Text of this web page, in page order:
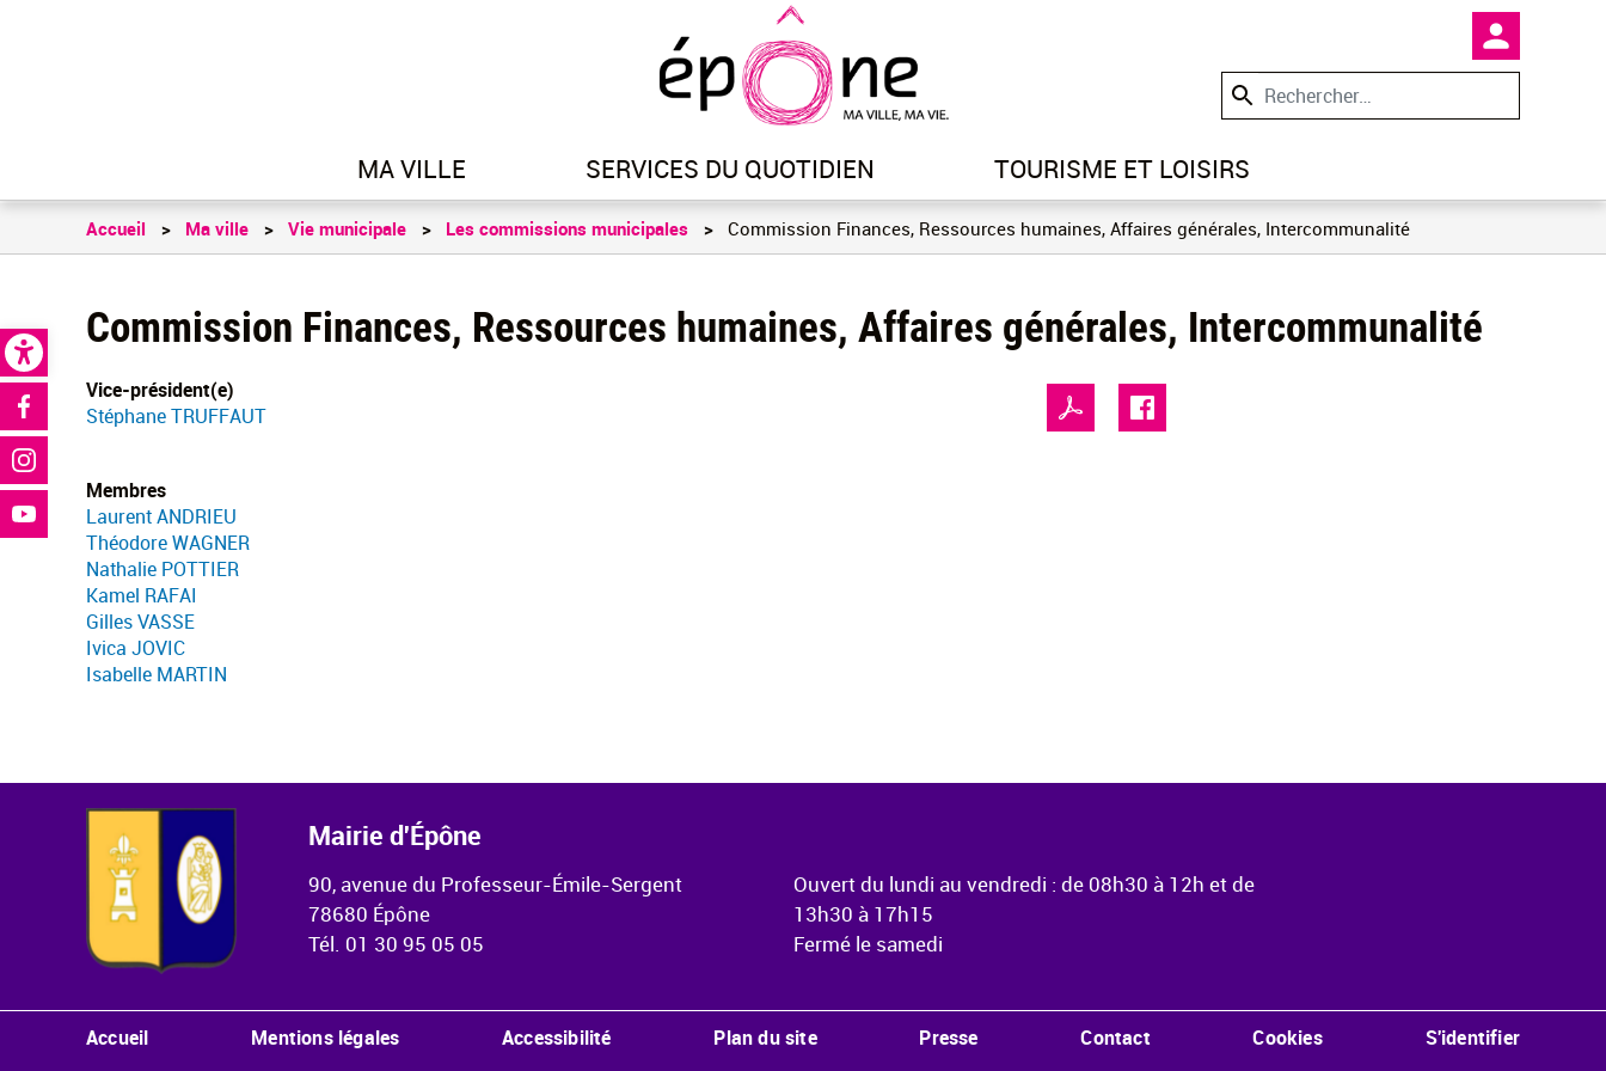
Open toolbar
Aller
au
contenu
principal
En-tête
MA VILLE SERVICES DU QUOTIDIEN TOURISME ET LOISIRS
Réseaux sociaux
Accueil Ma ville Vie municipale Les commissions municipales Commission Finances, Ressources humaines, Affaires générales, Intercommunalité
Commission Finances, Ressources humaines, Affaires générales, Intercommunalité
Vice-président(e)
Stéphane TRUFFAUT
Membres
Laurent ANDRIEU
Théodore WAGNER
Nathalie POTTIER
Kamel RAFAI
Gilles VASSE
Ivica JOVIC
Isabelle MARTIN
Mairie d'Épône
90, avenue du Professeur-Émile-Sergent
78680 Épône
Tél. 01 30 95 05 05
Ouvert du lundi au vendredi : de 08h30 à 12h et de
13h30 à 17h15
Fermé le samedi
Menu Pied de page
Accueil Mentions légales Accessibilité Plan du site Presse Contact Cookies S'identifier